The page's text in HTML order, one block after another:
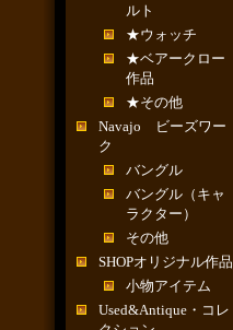
ルト
★ウォッチ
★ベアークロー
作品
★その他
Navajo ビーズワー
ク
バングル
バングル（キャ
ラクター）
その他
SHOPオリジナル作品
小物アイテム
Used&Antique・コレ